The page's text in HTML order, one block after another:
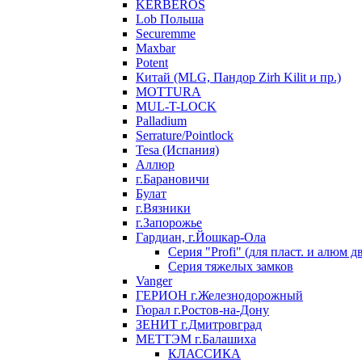
KERBEROS
Lob Польша
Securemme
Maxbar
Potent
Китай (MLG, Пандор Zirh Kilit и пр.)
MOTTURA
MUL-T-LOCK
Palladium
Serrature/Pointlock
Tesa (Испания)
Аллюр
г.Барановичи
Булат
г.Вязники
г.Запорожье
Гардиан, г.Йошкар-Ола
Серия "Profi" (для пласт. и алюм
Серия тяжелых замков
Vanger
ГЕРИОН г.Железнодорожный
Гюрал г.Ростов-на-Дону
ЗЕНИТ г.Дмитровград
МЕТТЭМ г.Балашиха
КЛАССИКА